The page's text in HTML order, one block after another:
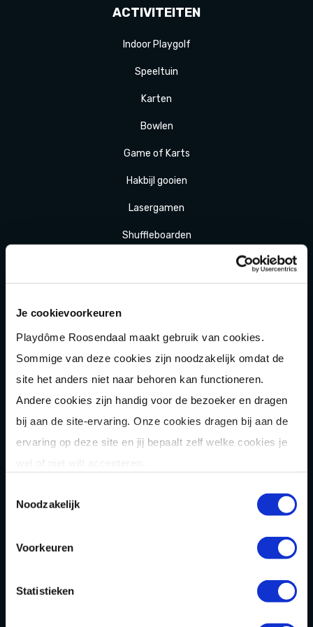
Je cookievoorkeuren
Playdôme Roosendaal maakt gebruik van cookies.
Sommige van deze cookies zijn noodzakelijk omdat de
site het anders niet naar behoren kan functioneren.
Andere cookies zijn handig voor de bezoeker en dragen
bij aan de site-ervaring. Onze cookies dragen bij aan de
ervaring op deze site en jij bepaalt zelf welke cookies je
Noodzakelijk
Voorkeuren
Statistieken
ACTIVITEITEN
Indoor Playgolf
Speeltuin
Karten
Bowlen
Game of Karts
Hakbijl gooien
Lasergamen
Shuffleboarden
Après-SkiMuziekbingo
Arrangementen
Zomeractiviteiten